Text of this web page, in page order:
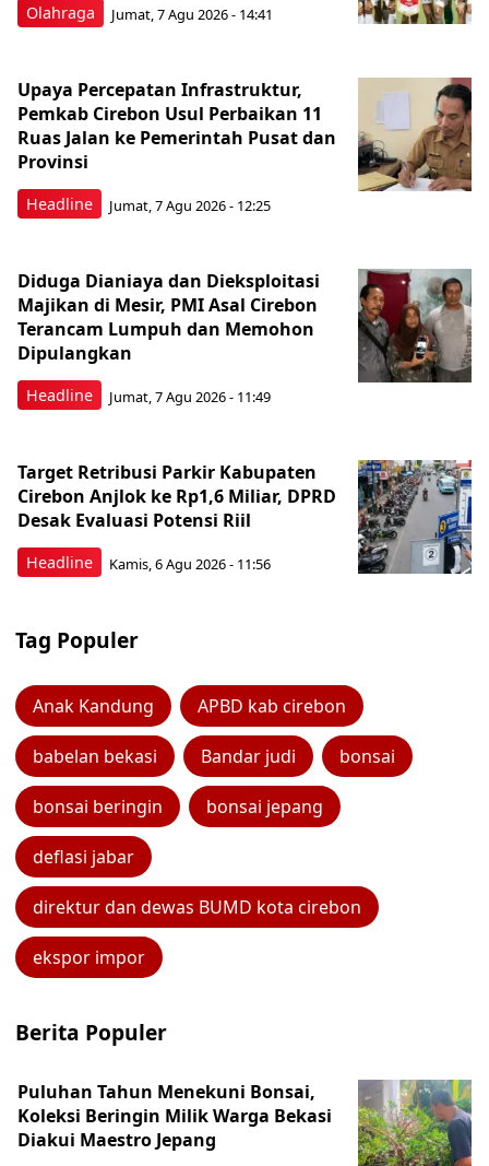
Olahraga Jumat, 7 Agu 2026 - 14:41
Headline
Upaya Percepatan Infrastruktur,
Pemkab Cirebon Usul Perbaikan 11
Ruas Jalan ke Pemerintah Pusat dan
Provinsi
Jumat, 7 Agu 2026 - 12:25
Headline
Diduga Dianiaya dan Dieksploitasi
Majikan di Mesir, PMI Asal Cirebon
Terancam Lumpuh dan Memohon
Dipulangkan
Jumat, 7 Agu 2026 - 11:49
Headline
Target Retribusi Parkir Kabupaten
Cirebon Anjlok ke Rp1,6 Miliar, DPRD
Desak Evaluasi Potensi Riil
Kamis, 6 Agu 2026 - 11:56
Tag Populer
Anak Kandung APBD kab cirebon
babelan bekasi Bandar judi bonsai
bonsai beringin bonsai jepang
deflasi jabar
direktur dan dewas BUMD kota cirebon
ekspor impor
Berita Populer
Puluhan Tahun Menekuni Bonsai,
Koleksi Beringin Milik Warga Bekasi
Diakui Maestro Jepang